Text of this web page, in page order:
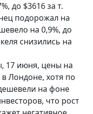
до $3616 за т.
подорожал на
на 0,9%, до
снизились на
17 июня, цены на
Лондоне, хотя по
на фоне
что рост